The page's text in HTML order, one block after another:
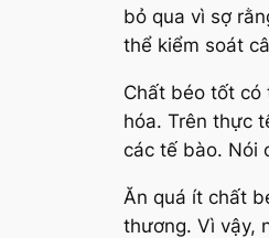
bỏ qua vì sợ
thể kiểm soát
Chất béo tốt có
hóa. Trên thực
các tế bào. Nói
Ăn quá ít chất
thương. Vì vậy,